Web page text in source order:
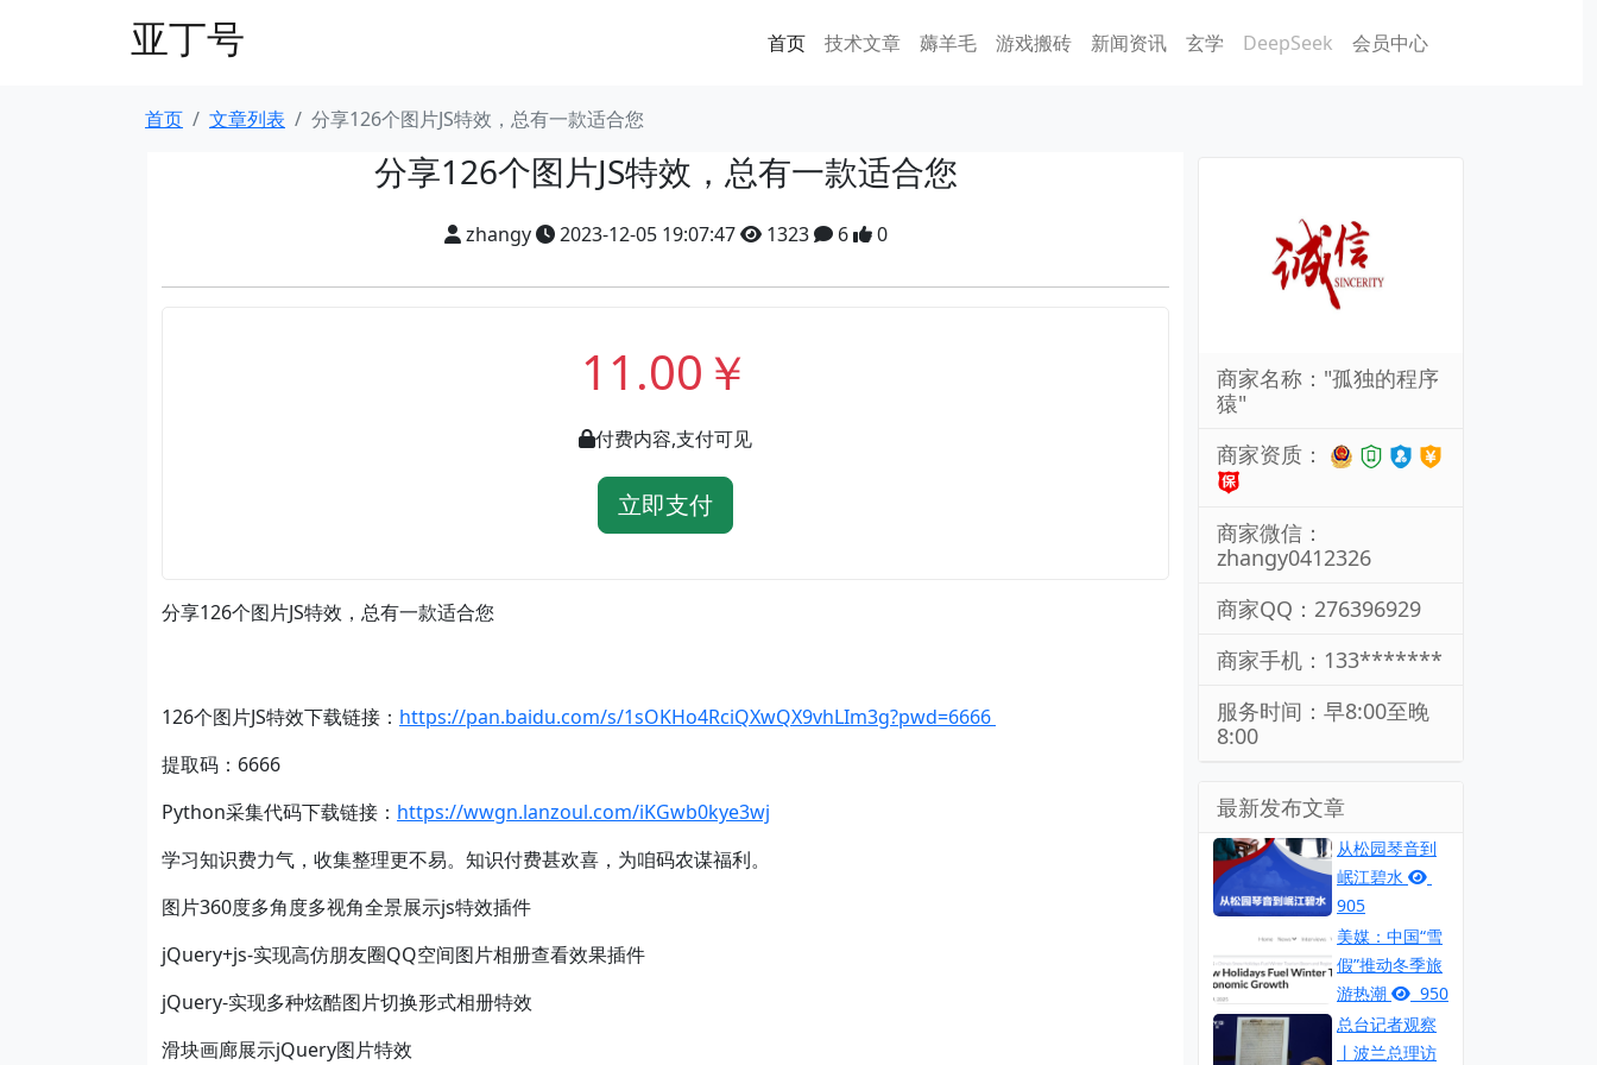
亚丁号 首页 技术文章 薅羊毛 游戏搬砖 新闻资讯 玄学 DeepSeek 会员中心
首页 文章列表 分享126个图片JS特效，总有一款适合您
分享126个图片JS特效，总有一款适合您
zhangy 2023-12-05 19:07:47 1323 6 0
11.00￥
付费内容,支付可见
立即支付
分享126个图片JS特效，总有一款适合您
126个图片JS特效下载链接： https://pan.baidu.com/s/1sOKHo4RciQXwQX9vhLIm3g?pwd=6666
提取码：6666
Python采集代码下载链接： https://wwgn.lanzoul.com/iKGwb0kye3wj
学习知识费力气，收集整理更不易。知识付费甚欢喜，为咱码农谋福利。
图片360度多角度多视角全景展示js特效插件
jQuery+js-实现高仿朋友圈QQ空间图片相册查看效果插件
jQuery-实现多种炫酷图片切换形式相册特效
滑块画廊展示jQuery图片特效
商家名称："孤独的程序
猿"
商家资质：
商家微信：
zhangy0412326
商家QQ：276396929
商家手机：133*******
服务时间：早8:00至晚
8:00
最新发布文章
从松园琴音到
岷江碧水
905
美媒：中国“雪
假”推动冬季旅
游热潮
950
总台记者观察
丨波兰总理访